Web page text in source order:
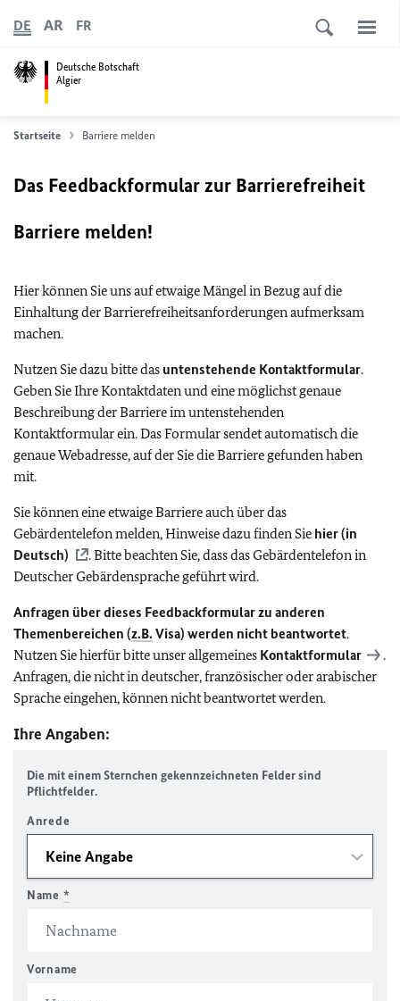
Deutsche Botschaft
Algier
DE AR FR
Startseite Barriere melden
Das Feedbackformular zur Barrierefreiheit
Barriere melden!
Hier können Sie uns auf etwaige Mängel in Bezug auf die
Einhaltung der Barrierefreiheitsanforderungen aufmerksam
machen.
Nutzen Sie dazu bitte das untenstehende Kontaktformular.
Geben Sie Ihre Kontaktdaten und eine möglichst genaue
Beschreibung der Barriere im untenstehenden
Kontaktformular ein. Das Formular sendet automatisch die
genaue Webadresse, auf der Sie die Barriere gefunden haben
mit.
Sie können eine etwaige Barriere auch über das
Gebärdentelefon melden, Hinweise dazu finden Sie hier (in
Deutsch)
. Bitte beachten Sie, dass das Gebärdentelefon in
Deutscher Gebärdensprache geführt wird.
Anfragen über dieses Feedbackformular zu anderen
Themenbereichen (z.B. Visa) werden nicht beantwortet.
Nutzen Sie hierfür bitte unser allgemeines Kontaktformular
.
Anfragen, die nicht in deutscher, französischer oder arabischer
Sprache eingehen, können nicht beantwortet werden.
Ihre Angaben:
Die mit einem Sternchen gekennzeichneten Felder sind
Pflichtfelder.
Anrede
Name *
Vorname